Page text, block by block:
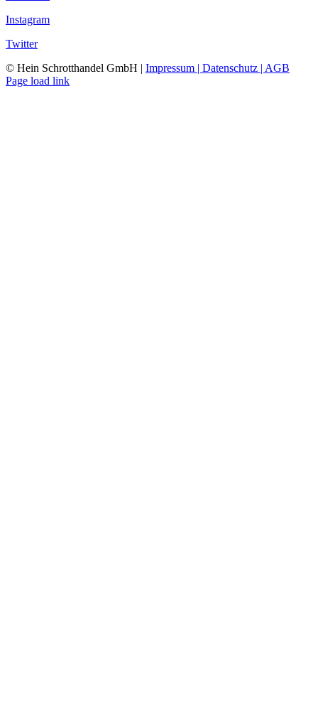
Instagram
Twitter
© Hein Schrotthandel GmbH | Impressum | Datenschutz | AGB
Page load link